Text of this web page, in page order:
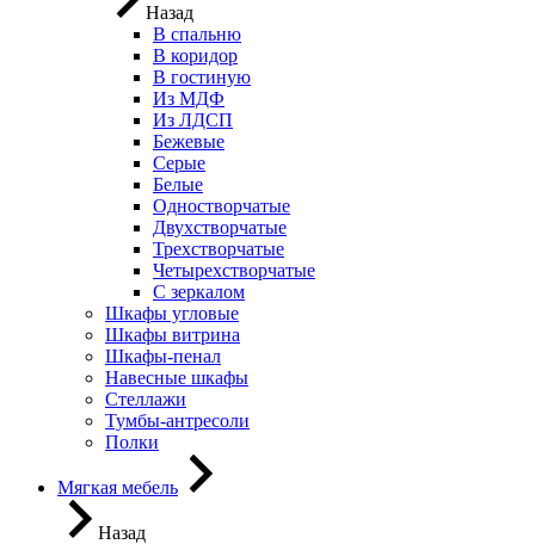
Назад
В спальню
В коридор
В гостиную
Из МДФ
Из ЛДСП
Бежевые
Серые
Белые
Одностворчатые
Двухстворчатые
Трехстворчатые
Четырехстворчатые
С зеркалом
Шкафы угловые
Шкафы витрина
Шкафы-пенал
Навесные шкафы
Стеллажи
Тумбы-антресоли
Полки
Мягкая мебель
Назад